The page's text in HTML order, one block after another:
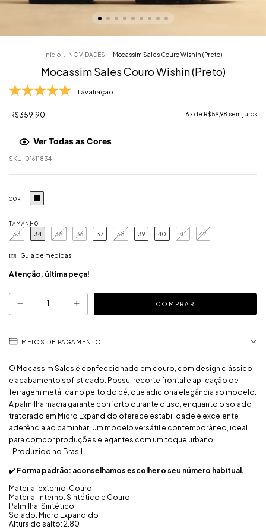
Início NOVIDADES Mocassim Sales Couro Wishin (Preto)
Mocassim Sales Couro Wishin (Preto)
1 avaliação
R$359,90 6x de R$59,98 sem juros
Ver Todas as Cores
SKU: 01611834
COR
TAMANHO
33 34 35 36 37 38 39 40 41 42
Guia de medidas
Atenção, última peça!
MEIOS DE PAGAMENTO
O Mocassim Sales é confeccionado em couro, com design clássico
e acabamento sofisticado. Possui recorte frontal e aplicação de
ferragem metálica no peito do pé, que adiciona elegância ao modelo.
A palmilha macia garante conforto durante o uso, enquanto o solado
tratorado em Micro Expandido oferece estabilidade e excelente
aderência ao caminhar. Um modelo versátil e contemporâneo, ideal
para compor produções elegantes com um toque urbano.
-Produzido no Brasil.
✔️ Forma padrão: aconselhamos escolher o seu número habitual.
Material externo: Couro
Material interno: Sintético e Couro
Palmilha: Sintético
Solado: Micro Expandido
Altura do salto: 2.80